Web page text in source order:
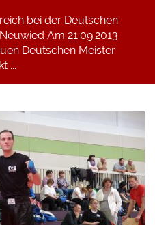
bei der Deutschen
Am 21.09.2013
Deutschen Meister
...